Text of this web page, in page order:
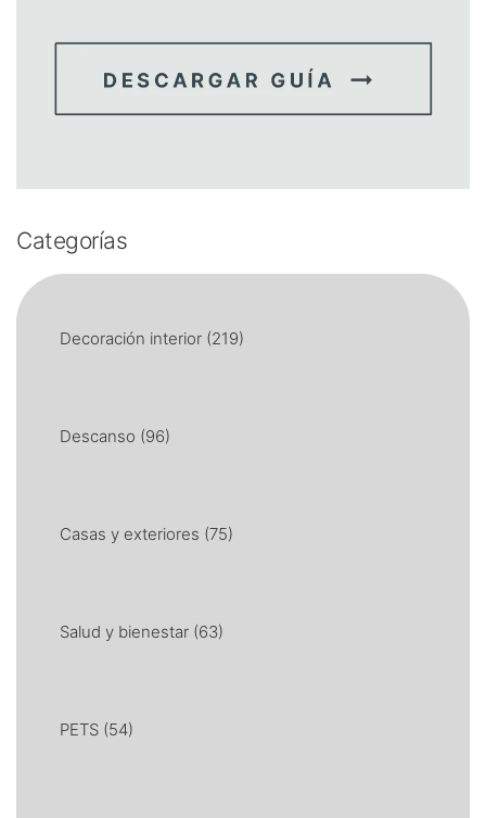
Categorías
Decoración interior (219)
Descanso (96)
Casas y exteriores (75)
Salud y bienestar (63)
PETS (54)